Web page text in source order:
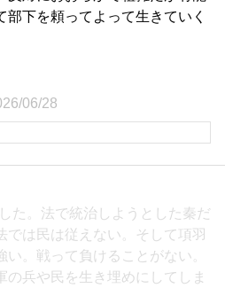
部下を頼ってよって生きていく
06/28
た。法で統治しようとした秦だ
では民は従えない。そして項羽
い。戦って負けることがない。
の兵や民を生き埋めにしてしま